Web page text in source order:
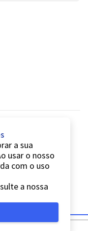
a sua
usar o nosso
com o uso
a nossa